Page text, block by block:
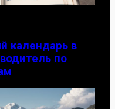
календарь в
по